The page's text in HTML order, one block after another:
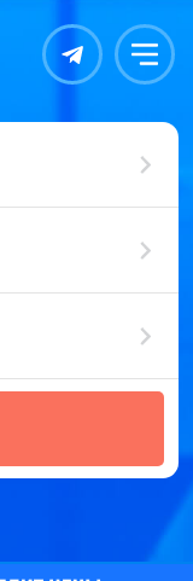
Контакты Меню